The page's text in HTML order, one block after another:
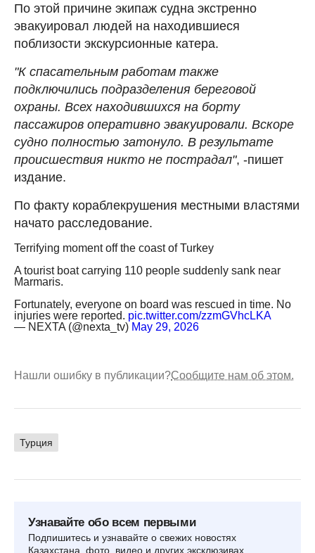
По этой причине экипаж судна экстренно
эвакуировал людей на находившиеся
поблизости экскурсионные катера.
"К спасательным работам также
подключились подразделения береговой
охраны. Всех находившихся на борту
пассажиров оперативно эвакуировали. Вскоре
судно полностью затонуло. В результате
происшествия никто не пострадал", -пишет
издание.
По факту кораблекрушения местными властями
начато расследование.
Terrifying moment off the coast of Turkey
A tourist boat carrying 110 people suddenly sank near
Marmaris.
Fortunately, everyone on board was rescued in time. No
injuries were reported. pic.twitter.com/zzmGVhcLKA
— NEXTA (@nexta_tv) May 29, 2026
Нашли ошибку в публикации?Сообщите нам об этом.
Турция
Узнавайте обо всем первыми
Подпишитесь и узнавайте о свежих новостях
Казахстана, фото, видео и других эксклюзивах